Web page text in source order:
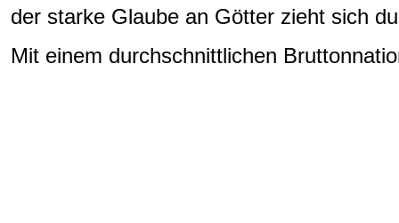
der starke Glaube an Götter zieht sich
Mit einem durchschnittlichen